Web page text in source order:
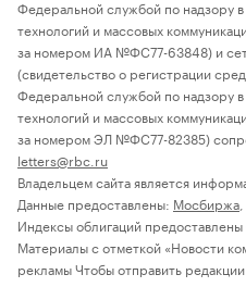
Федеральной службой по надзору
технологий и массовых
за номером ИА №ФС77-63848) и
(свидетельство о регистрации
Федеральной службой по надзору
технологий и массовых
за номером ЭЛ №ФС77-82385)
letters@rbc.ru
Владельцем сайта является
Данные предоставлены: Мосбиржа
Индексы облигаций предоставлены
Материалы с отметкой «Новости
рекламы Чтобы отправить